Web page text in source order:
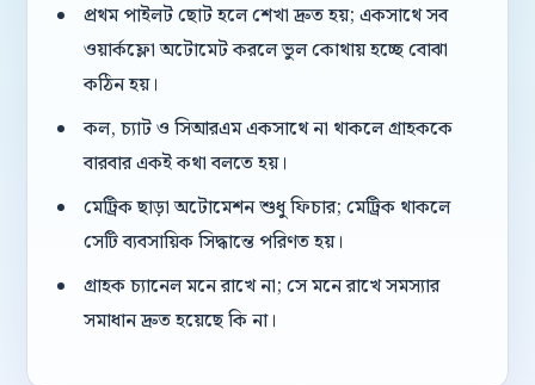
প্রথম পাইলট ছোট হলে শেখা দ্রুত হয়; একসাথে সব
ওয়ার্কফ্লো অটোমেট করলে ভুল কোথায় হচ্ছে বোঝা
কঠিন হয়।
কল, চ্যাট ও সিআরএম একসাথে না থাকলে গ্রাহককে
বারবার একই কথা বলতে হয়।
মেট্রিক ছাড়া অটোমেশন শুধু ফিচার; মেট্রিক থাকলে
সেটি ব্যবসায়িক সিদ্ধান্তে পরিণত হয়।
গ্রাহক চ্যানেল মনে রাখে না; সে মনে রাখে সমস্যার
সমাধান দ্রুত হয়েছে কি না।